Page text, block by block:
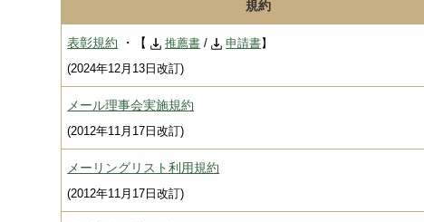
規約
表彰規約 ・【 推薦書 / 申請書】
(2024年12月13日改訂)
メール理事会実施規約
(2012年11月17日改訂)
メーリングリスト利用規約
(2012年11月17日改訂)